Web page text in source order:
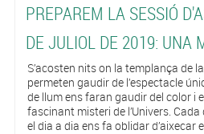
PREPAREM LA SESSIÓ
DE JULIOL DE 2019: UNA
S’acosten nits on la templança de
permeten gaudir de l’espectacle
de llum ens faran gaudir del color i
fascinant misteri de l’Univers.
el dia a dia ens fa oblidar d’aixecar